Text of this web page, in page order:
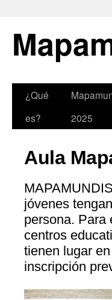
¿Qué
es?
2025
Aula
jóvenes
persona. Para
centros
tienen lugar
inscripción